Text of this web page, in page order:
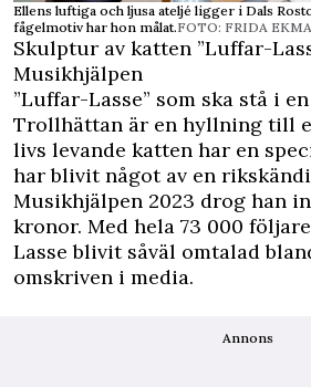
Ellens luftiga och ljusa ateljé ligger i Dals
fågelmotiv har hon målat.FOTO: FRIDA
Skulptur av katten ”Luffar-
Musikhjälpen
”Luffar-Lasse” som ska stå i
Trollhättan är en hyllning till
livs levande katten har en
har blivit något av en
Musikhjälpen 2023 drog han
kronor. Med hela 73 000
Lasse blivit såväl omtalad
omskriven i media.
Annons